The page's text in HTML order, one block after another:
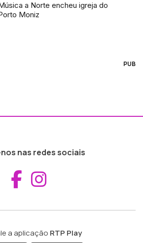
a Norte encheu igreja do
Moniz
PUB
nas redes sociais
Aceder ao
a aplicação RTP Play